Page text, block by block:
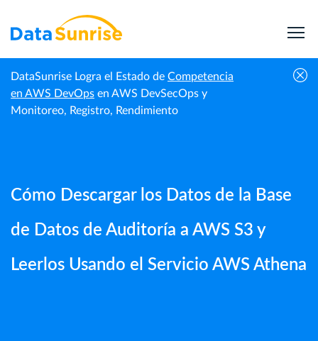
DataSunrise Logra el Estado de Competencia
en AWS DevOps en AWS DevSecOps y
Monitoreo, Registro, Rendimiento
Inicio
Guías |
DataSunrise
Cómo Descargar los Datos de la Base de Datos de
Auditoría a AWS S3 y Leerlos Usando el Servicio
AWS Athena
Cómo Descargar los Datos de la Base
de Datos de Auditoría a AWS S3 y
Leerlos Usando el Servicio AWS Athena